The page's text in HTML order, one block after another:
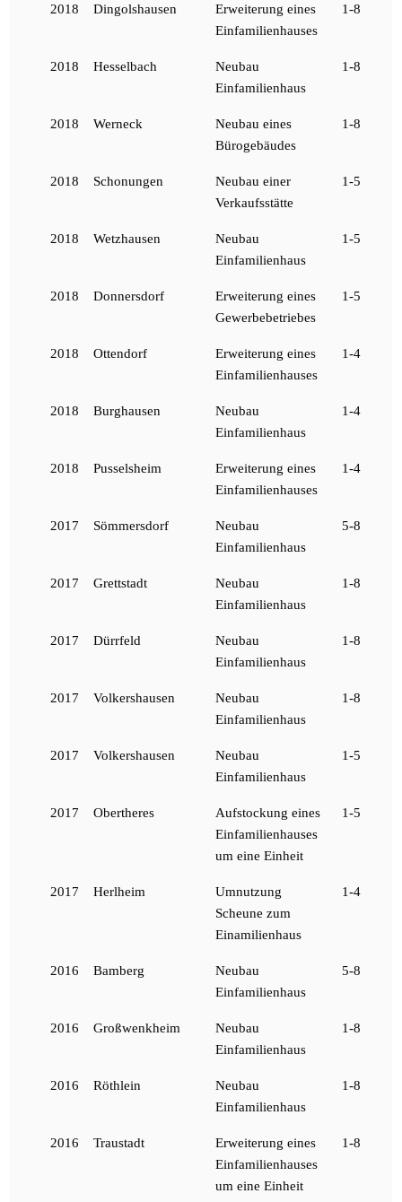
2018 Dingolshausen
Erweiterung eines
Einfamilienhauses
1-8
2018 Hesselbach
Neubau
Einfamilienhaus
1-8
2018 Werneck
Neubau eines
Bürogebäudes
1-8
2018 Schonungen
Neubau einer
Verkaufsstätte
1-5
2018 Wetzhausen
Neubau
Einfamilienhaus
1-5
2018 Donnersdorf
Erweiterung eines
Gewerbebetriebes
1-5
2018 Ottendorf
Erweiterung eines
Einfamilienhauses
1-4
2018 Burghausen
Neubau
Einfamilienhaus
1-4
2018 Pusselsheim
Erweiterung eines
Einfamilienhauses
1-4
2017 Sömmersdorf
Neubau
Einfamilienhaus
5-8
2017 Grettstadt
Neubau
Einfamilienhaus
1-8
2017 Dürrfeld
Neubau
Einfamilienhaus
1-8
2017 Volkershausen
Neubau
Einfamilienhaus
1-8
2017 Volkershausen
Neubau
Einfamilienhaus
1-5
2017 Obertheres
Aufstockung eines
Einfamilienhauses
um eine Einheit
1-5
2017 Herlheim
Umnutzung
Scheune zum
Einamilienhaus
1-4
2016 Bamberg
Neubau
Einfamilienhaus
5-8
2016 Großwenkheim
Neubau
Einfamilienhaus
1-8
2016 Röthlein
Neubau
Einfamilienhaus
1-8
2016 Traustadt
Erweiterung eines
Einfamilienhauses
um eine Einheit
1-8